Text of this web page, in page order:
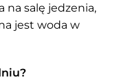
na salę jedzenia,
jest woda w